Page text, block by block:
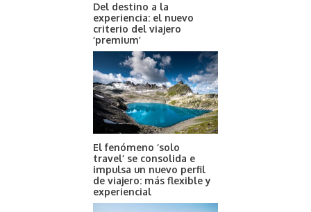
Del destino a la
experiencia: el nuevo
criterio del viajero
‘premium’
El fenómeno ‘solo
travel’ se consolida e
impulsa un nuevo perfil
de viajero: más flexible y
experiencial